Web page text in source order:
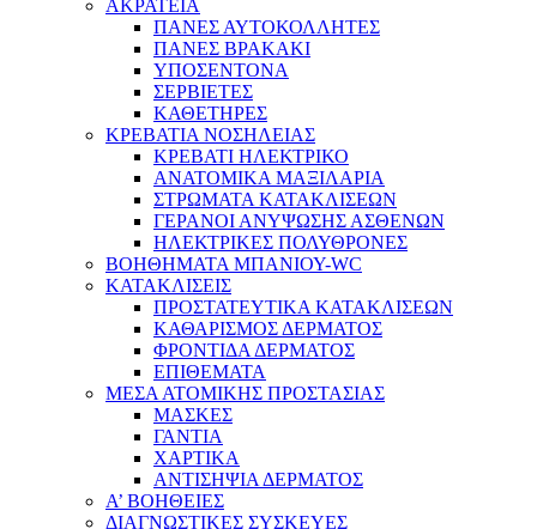
ΑΚΡΑΤΕΙΑ
ΠΑΝΕΣ ΑΥΤΟΚΟΛΛΗΤΕΣ
ΠΑΝΕΣ ΒΡΑΚΑΚΙ
ΥΠΟΣΕΝΤΟΝΑ
ΣΕΡΒΙΕΤΕΣ
ΚΑΘΕΤΗΡΕΣ
ΚΡΕΒΑΤΙΑ ΝΟΣΗΛΕΙΑΣ
ΚΡΕΒΑΤΙ ΗΛΕΚΤΡΙΚΟ
ΑΝΑΤΟΜΙΚΑ ΜΑΞΙΛΑΡΙΑ
ΣΤΡΩΜΑΤΑ ΚΑΤΑΚΛΙΣΕΩΝ
ΓΕΡΑΝΟΙ ΑΝΥΨΩΣΗΣ ΑΣΘΕΝΩΝ
ΗΛΕΚΤΡΙΚΕΣ ΠΟΛΥΘΡΟΝΕΣ
ΒΟΗΘΗΜΑΤΑ ΜΠΑΝΙΟΥ-WC
ΚΑΤΑΚΛΙΣΕΙΣ
ΠΡΟΣΤΑΤΕΥΤΙΚΑ ΚΑΤΑΚΛΙΣΕΩΝ
ΚΑΘΑΡΙΣΜΟΣ ΔΕΡΜΑΤΟΣ
ΦΡΟΝΤΙΔΑ ΔΕΡΜΑΤΟΣ
ΕΠΙΘΕΜΑΤΑ
ΜΕΣΑ ΑΤΟΜΙΚΗΣ ΠΡΟΣΤΑΣΙΑΣ
ΜΑΣΚΕΣ
ΓΑΝΤΙΑ
ΧΑΡΤΙΚΑ
ΑΝΤΙΣΗΨΙΑ ΔΕΡΜΑΤΟΣ
Α’ ΒΟΗΘΕΙΕΣ
ΔΙΑΓΝΩΣΤΙΚΕΣ ΣΥΣΚΕΥΕΣ